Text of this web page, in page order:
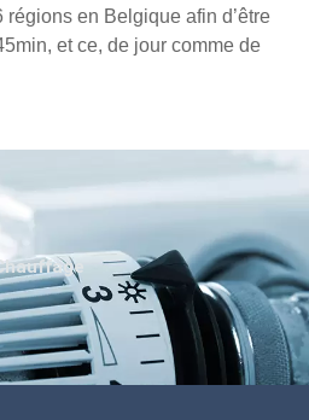
en Belgique afin d’être
et ce, de jour comme de